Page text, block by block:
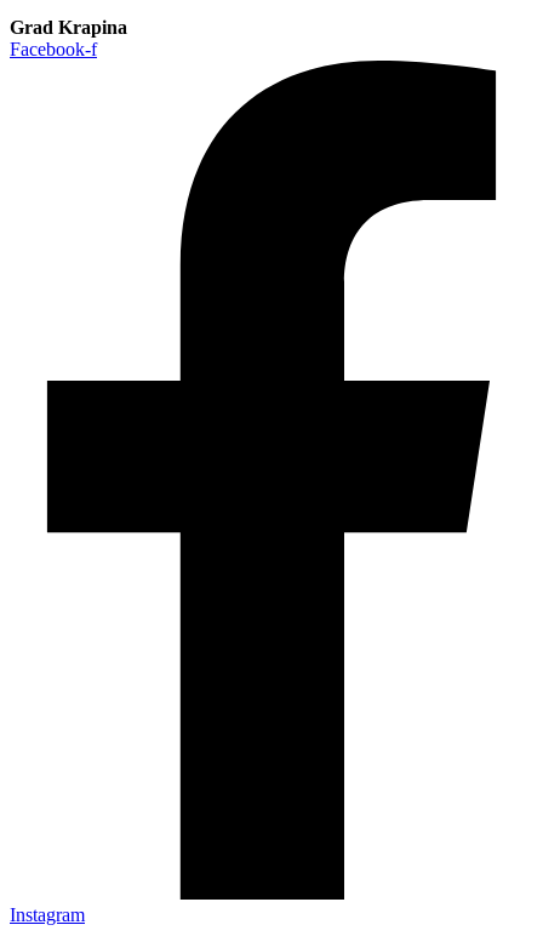
Grad Krapina
Facebook-f
Instagram